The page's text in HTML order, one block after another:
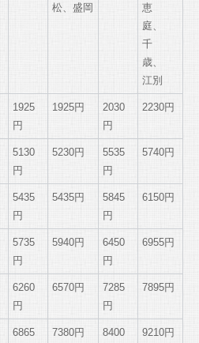
松、盛岡
恵
庭、
千
歳、
江別
1925
円
1925円
2030
円
2230円
5130
円
5230円
5535
円
5740円
5435
円
5435円
5845
円
6150円
5735
円
5940円
6450
円
6955円
6260
円
6570円
7285
円
7895円
6865
7380円
8400
9210円